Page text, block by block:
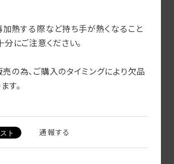
加熱する際など持ち手が熱くなること
分にご注意ください。
の為、ご購入のタイミングにより欠品
す。
通報する